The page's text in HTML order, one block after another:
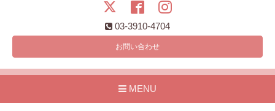
03-3910-4704
お問い合わせ
MENU